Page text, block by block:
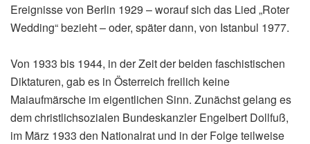
Ereignisse von Berlin 1929 – worauf sich das Lied „Roter
Wedding“ bezieht – oder, später dann, von Istanbul 1977.
Von 1933 bis 1944, in der Zeit der beiden faschistischen
Diktaturen, gab es in Österreich freilich keine
Maiaufmärsche im eigentlichen Sinn. Zunächst gelang es
dem christlichsozialen Bundeskanzler Engelbert Dollfuß,
im März 1933 den Nationalrat und in der Folge teilweise